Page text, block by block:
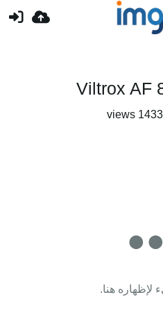
Viltrox AF
14338
هنا.